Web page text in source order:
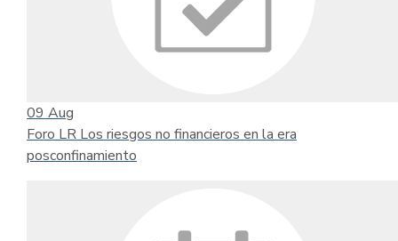
09 Aug
Foro LR Los riesgos no financieros en la era
posconfinamiento